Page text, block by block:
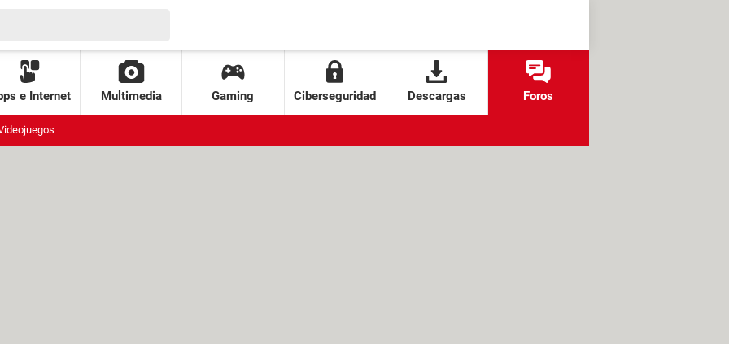
e Internet Multimedia Gaming Ciberseguridad Descargas Foros